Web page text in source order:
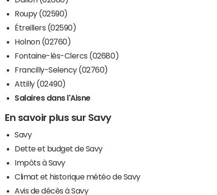
Roupy (02590)
Étreillers (02590)
Holnon (02760)
Fontaine-lès-Clercs (02680)
Francilly-Selency (02760)
Attilly (02490)
Salaires dans l'Aisne
En savoir plus sur Savy
Savy
Dette et budget de Savy
Impôts à Savy
Climat et historique météo de Savy
Avis de décès à Savy